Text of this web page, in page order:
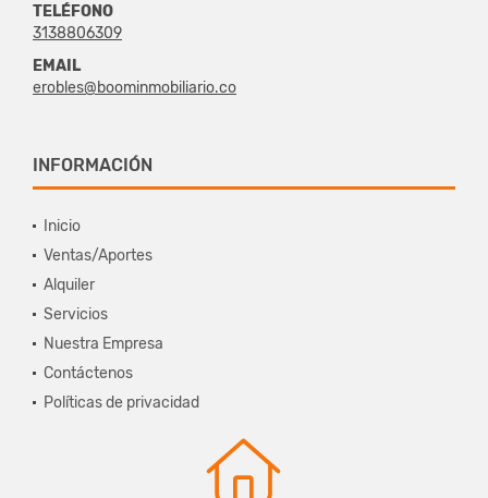
TELÉFONO
3138806309
EMAIL
erobles@boominmobiliario.co
INFORMACIÓN
Inicio
Ventas/Aportes
Alquiler
Servicios
Nuestra Empresa
Contáctenos
Políticas de privacidad